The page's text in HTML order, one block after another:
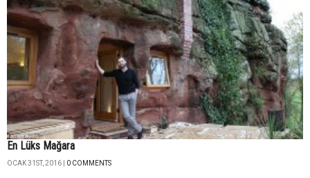
En Lüks Mağara
OCAK 31ST, 2016 | 0 COMMENTS